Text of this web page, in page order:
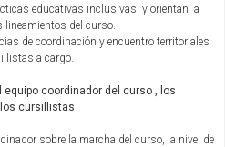
educativas inclusivas y orientan a
lineamientos del curso.
de coordinación y encuentro territoriales
a cargo.
coordinador del curso , los
cursillistas
sobre la marcha del curso, a nivel de